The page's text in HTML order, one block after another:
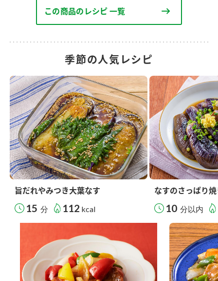
この商品のレシピ 一覧
季節の人気レシピ
旨だれやみつき大葉なす
15 分 112 kcal
なすのさっぱり
10 分以内